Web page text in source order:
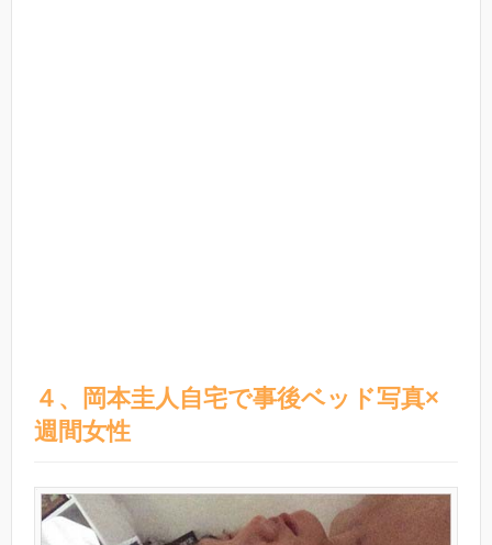
４、岡本圭人自宅で事後ベッド写真×
週間女性